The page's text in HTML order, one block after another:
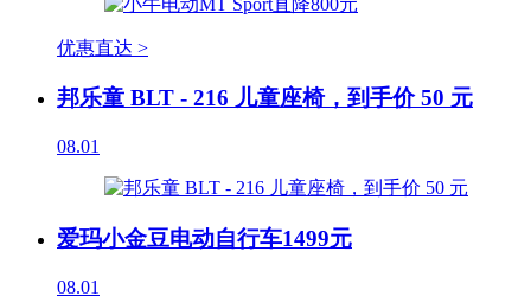
优惠直达 >
邦乐童 BLT - 216 儿童座椅，到手价 50 元
08.01
爱玛小金豆电动自行车1499元
08.01